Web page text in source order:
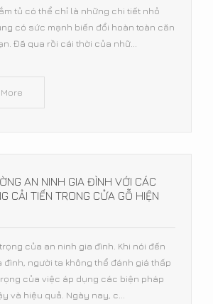
tủ có thể chỉ là những chi tiết nhỏ
có sức mạnh biến đổi hoàn toàn căn
Đã qua rồi cái thời của nhữ...
AN NINH GIA ĐÌNH VỚI CÁC
CẢI TIẾN TRONG CỬA GỖ HIỆN
của an ninh gia đình. Khi nói đến
đình, người ta không thể đánh giá thấp
của việc áp dụng các biện pháp
và hiệu quả. Ngày nay, c...